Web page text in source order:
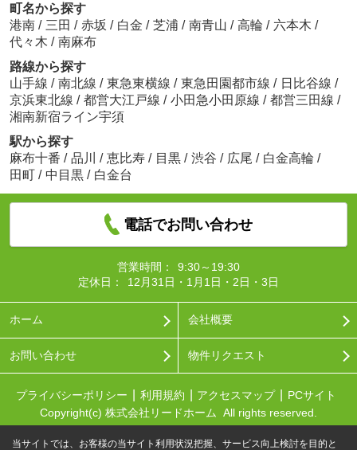
町名から探す
港南 / 三田 / 赤坂 / 白金 / 芝浦 / 南青山 / 高輪 / 六本木 /
代々木 / 南麻布
路線から探す
山手線 / 南北線 / 東急東横線 / 東急田園都市線 / 日比谷線 /
京浜東北線 / 都営大江戸線 / 小田急小田原線 / 都営三田線 /
湘南新宿ライン宇須
駅から探す
麻布十番 / 品川 / 恵比寿 / 目黒 / 渋谷 / 広尾 / 白金高輪 /
田町 / 中目黒 / 白金台
電話でお問い合わせ
営業時間：
9:30～19:30
定休日：
12月31日・1月1日・2日・3日
ホーム 会社概要
お問い合わせ 物件リクエスト
プライバシーポリシー 利用規約 アクセスマップ
PCサイト
Copyright(c) 株式会社リードホーム All rights reserved.
当サイトでは、お客様の当サイト利用状況把握、サービス向上検討を目的と